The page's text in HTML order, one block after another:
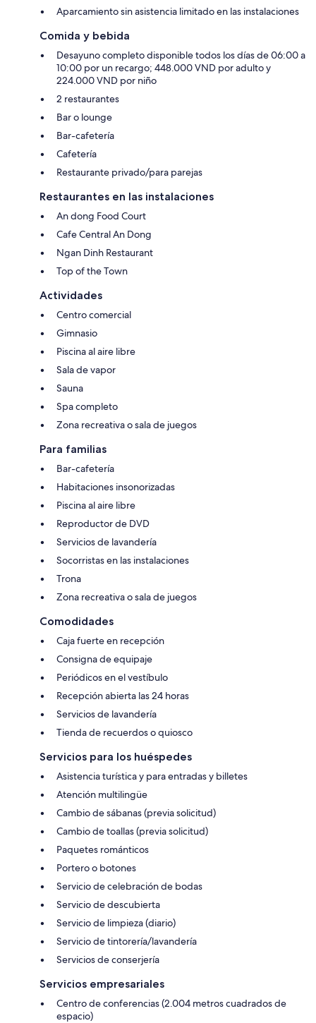
Aparcamiento sin asistencia limitado en las instalaciones
Comida y bebida
Desayuno completo disponible todos los días de 06:00 a
10:00 por un recargo; 448.000 VND por adulto y
224.000 VND por niño
2 restaurantes
Bar o lounge
Bar-cafetería
Cafetería
Restaurante privado/para parejas
Restaurantes en las instalaciones
An dong Food Court
Cafe Central An Dong
Ngan Dinh Restaurant
Top of the Town
Actividades
Centro comercial
Gimnasio
Piscina al aire libre
Sala de vapor
Sauna
Spa completo
Zona recreativa o sala de juegos
Para familias
Bar-cafetería
Habitaciones insonorizadas
Piscina al aire libre
Reproductor de DVD
Servicios de lavandería
Socorristas en las instalaciones
Trona
Zona recreativa o sala de juegos
Comodidades
Caja fuerte en recepción
Consigna de equipaje
Periódicos en el vestíbulo
Recepción abierta las 24 horas
Servicios de lavandería
Tienda de recuerdos o quiosco
Servicios para los huéspedes
Asistencia turística y para entradas y billetes
Atención multilingüe
Cambio de sábanas (previa solicitud)
Cambio de toallas (previa solicitud)
Paquetes románticos
Portero o botones
Servicio de celebración de bodas
Servicio de descubierta
Servicio de limpieza (diario)
Servicio de tintorería/lavandería
Servicios de conserjería
Servicios empresariales
Centro de conferencias (2.004 metros cuadrados de
espacio)